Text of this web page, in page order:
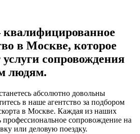
квалифицированное
в Москве, которое
услуги сопровождения
людям.
абсолютно довольны
в наше агентство за подбором
в Москве. Каждая из наших
профессиональное сопровождение на
или деловую поездку.